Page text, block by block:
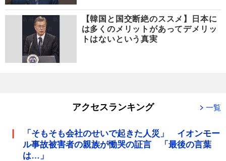
【韓国と国交断絶のススメ】日本に
は多くのメリットがあってデメリッ
トはないという真実
アクセスランキング 一覧
「そもそも会社のせいで起きた人災」 イオンモー
ル事故被害者の親族が慟哭の証言 「最後の言葉
は…」